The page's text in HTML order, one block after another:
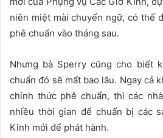
niên miệt mài chuyển ngữ, có thể
phê chuẩn vào tháng sau.
Nhưng bà Sperry cũng cho biết
chuẩn đó sẽ mất bao lâu. Ngay cả
chính thức phê chuẩn, thì các
nhiều thời gian để chuẩn bị các
Kinh mới để phát hành.